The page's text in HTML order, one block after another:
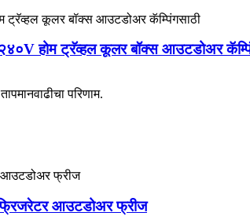
होम ट्रॅव्हल कूलर बॉक्स आउटडोअर
परिणाम.
आउटडोअर फ्रीज